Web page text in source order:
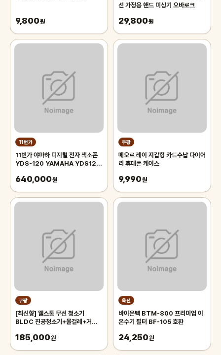
9,800원
선 가정용 핸드 미싱기 오바로크
29,800원
11번가
11번가 야마하 디지털 전자 색소폰
YDS-120 YAMAHA YDS120
640,000원
쿠팡
메오르 레이 지갑형 카드수납 다이어
리 휴대폰 케이스
9,990원
쿠팡
[최신형] 웰스톰 무선 청소기
BLDC 진공청소기+물걸레+거치대
소기 VC-150, vc150
185,000원
옥션
바이온텍 BTM-800 프리미엄 이
온수기 필터 BF-105 호환
24,250원